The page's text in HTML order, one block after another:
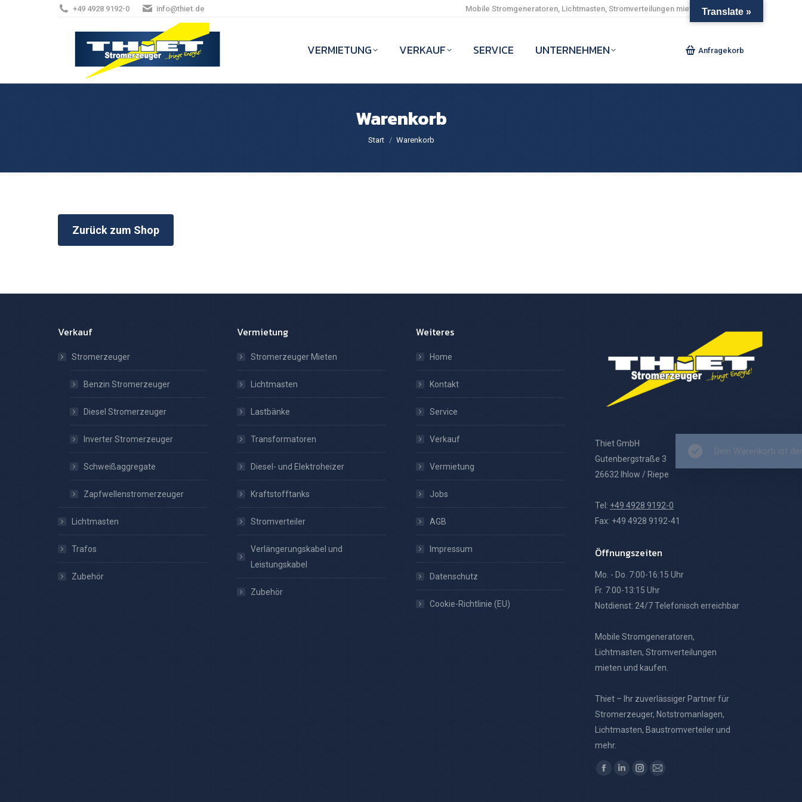
+49 4928 9192-0 info@thiet.de Mobile Stromgeneratoren, Lichtmasten, Stromverteilungen mieten und kaufen.
VERMIETUNG VERKAUF SERVICE UNTERNEHMEN Anfragekorb
Warenkorb
Sie befinden sich hier:
Start Warenkorb
Dein
Zurück zum Shop
Verkauf
Stromerzeuger
Benzin Stromerzeuger
Diesel Stromerzeuger
Inverter Stromerzeuger
Schweißaggregate
Zapfwellenstromerzeuger
Lichtmasten
Trafos
Zubehör
Vermietung
Stromerzeuger Mieten
Lichtmasten
Lastbänke
Transformatoren
Diesel- und Elektroheizer
Kraftstofftanks
Stromverteiler
Verlängerungskabel und
Leistungskabel
Zubehör
Weiteres
Home
Kontakt
Service
Verkauf
Vermietung
Jobs
AGB
Impressum
Datenschutz
Cookie-Richtlinie (EU)
Thiet GmbH
Gutenbergstraße 3
26632 Ihlow / Riepe
Tel: +49 4928 9192-0
Fax: +49 4928 9192-41
Öffnungszeiten
Mo. - Do. 7:00-16:15 Uhr
Fr. 7:00-13:15 Uhr
Notdienst: 24/7 Telefonisch erreichbar
Mobile Stromgeneratoren,
Lichtmasten, Stromverteilungen
mieten und kaufen.
Thiet – Ihr zuverlässiger Partner für
Stromerzeuger, Notstromanlagen,
Lichtmasten, Baustromverteiler und
mehr.
Finden Sie uns auf:
Facebook
LinkedinInstagram
E-
Translate »